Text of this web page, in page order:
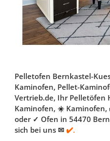
Pelletofen Bernkastel-Kues
Kaminofen, Pellet-
Vertrieb.de, Ihr Pelletöfen
Kaminofen, ☀️ Kaminofen,
oder ✓ Ofen in 54470
sich bei uns ✉ ✔️.